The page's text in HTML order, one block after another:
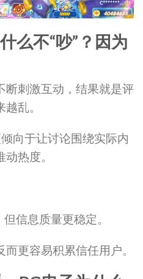
么不“吵”？因为
断刺激互动，结果就是评
乱。
向于让讨论围绕实际内
热度。
信息质量更稳定。
更容易积累信任用户。